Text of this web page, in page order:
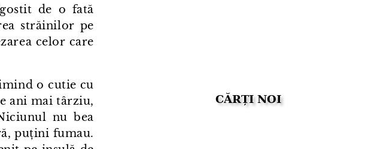
de o fată
străinilor pe
celor care
o cutie cu
ani mai târziu,
nu bea
puțini fumau.
CĂRȚI NOI